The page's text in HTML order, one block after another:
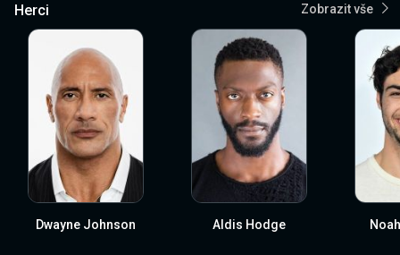
Herci Zobrazit vše
Dwayne Johnson Aldis Hodge